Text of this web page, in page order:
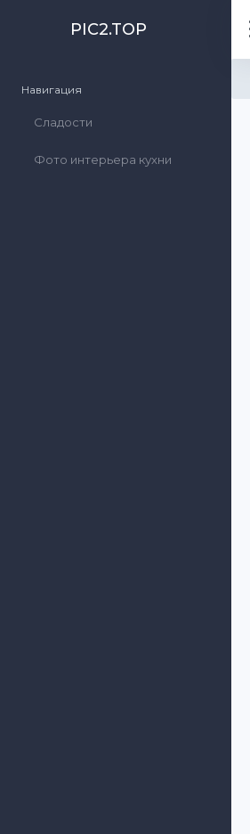
PIC2.TOP
Навигация
Сладости
Фото интерьера кухни